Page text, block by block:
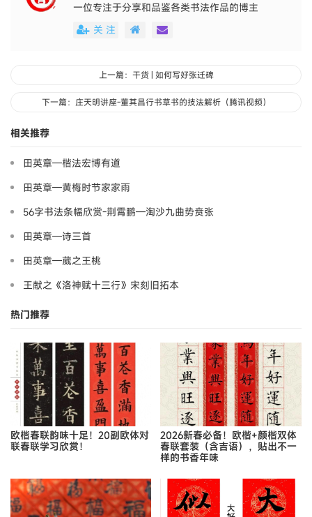
一位专注于分享和品鉴各类书法作品的博主
关 注
上一篇：干货 | 如何写好张迁碑
下一篇：庄天明讲座-董其昌行书草书的技法解析（腾讯视频）
相关推荐
田英章—楷法宏博有道
田英章—黄梅时节家家雨
56字书法条幅欣赏-荆霄鹏—淘沙九曲势贲张
田英章—诗三首
田英章—葳之王桃
王献之《洛神赋十三行》宋刻旧拓本
热门推荐
欧楷春联韵味十足！20副欧体对
联春联学习欣赏！
2026新春必备！欧楷+颜楷双体
春联套装（含吉语），贴出不一
样的书香年味